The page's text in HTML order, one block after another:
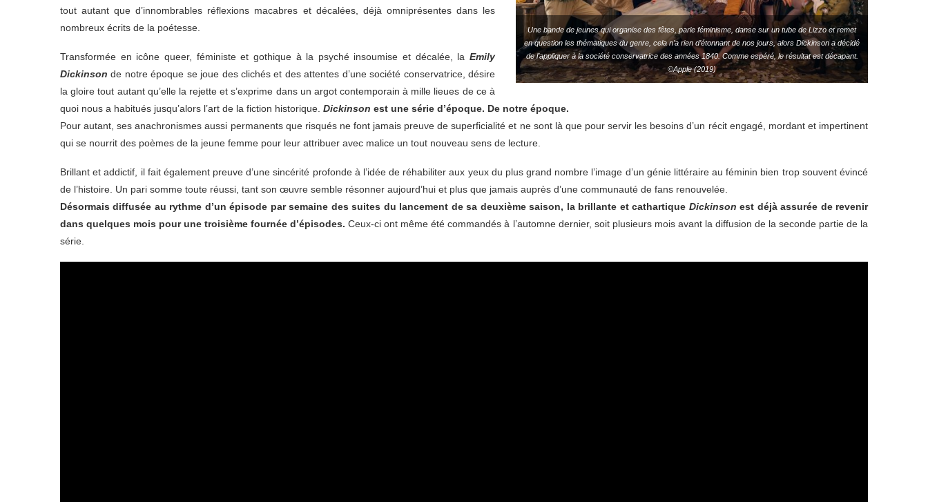
Une bande de jeunes qui organise des fêtes, parle féminisme, danse sur un tube de Lizzo et remet
en question les thématiques du genre, cela n’a rien d’étonnant de nos jours, alors Dickinson a décidé
de l’appliquer à la société conservatrice des années 1840. Comme espéré, le résultat est décapant.
©Apple (2019)
tout autant que d’innombrables réflexions macabres et décalées, déjà omniprésentes dans les
nombreux écrits de la poétesse.
Transformée en icône queer, féministe et gothique à la psyché insoumise et décalée, la Emily
Dickinson de notre époque se joue des clichés et des attentes d’une société conservatrice, désire
la gloire tout autant qu’elle la rejette et s’exprime dans un argot contemporain à mille lieues de ce à
quoi nous a habitués jusqu’alors l’art de la fiction historique. Dickinson est une série d’époque. De notre époque.
Pour autant, ses anachronismes aussi permanents que risqués ne font jamais preuve de superficialité et ne sont là que pour servir les besoins d’un récit engagé, mordant et impertinent
qui se nourrit des poèmes de la jeune femme pour leur attribuer avec malice un tout nouveau sens de lecture.
Brillant et addictif, il fait également preuve d’une sincérité profonde à l’idée de réhabiliter aux yeux du plus grand nombre l’image d’un génie littéraire au féminin bien trop souvent évincé
de l’histoire. Un pari somme toute réussi, tant son œuvre semble résonner aujourd’hui et plus que jamais auprès d’une communauté de fans renouvelée.
Désormais diffusée au rythme d’un épisode par semaine des suites du lancement de sa deuxième saison, la brillante et cathartique Dickinson est déjà assurée de revenir
dans quelques mois pour une troisième fournée d’épisodes. Ceux-ci ont même été commandés à l’automne dernier, soit plusieurs mois avant la diffusion de la seconde partie de la
série.